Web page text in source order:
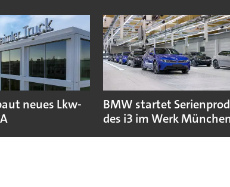
neues Lkw-
BMW startet
des i3 im Werk München